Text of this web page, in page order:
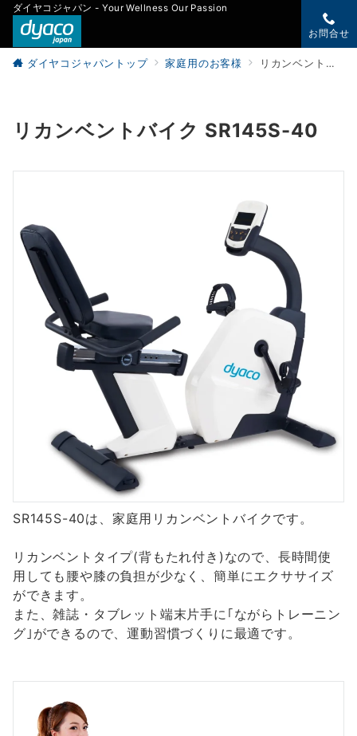
ダイヤコジャパン - Your Wellness Our Passion
お問合せ
ダイヤコジャパントップ 家庭用のお客様 リカンベントバイク SR145S-40
リカンベントバイク SR145S-40
SR145S-40は、家庭用リカンベントバイクです。
リカンベントタイプ(背もたれ付き)なので、長時間使
用しても腰や膝の負担が少なく、簡単にエクササイズ
ができます。
また、雑誌・タブレット端末片手に｢ながらトレーニン
グ｣ができるので、運動習慣づくりに最適です。